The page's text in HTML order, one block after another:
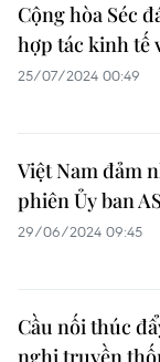
Cộng hòa Séc
hợp tác kinh tế
25/07/2024 00:49
Việt Nam đảm
phiên Ủy ban
29/06/2024 09:45
Cầu nối thúc
nghị truyền